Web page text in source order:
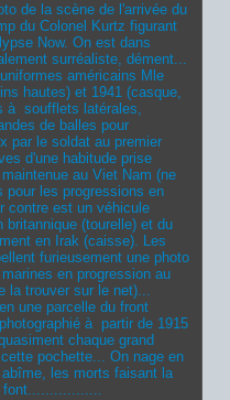
de la scène de l'arrivée du
du Colonel Kurtz figurant
Now. On est dans
surréaliste, dément...
américains Mle
hautes) et 1941 (casque,
à soufflets latérales,
de balles pour
par le soldat au premier
d'une habitude prise
au Viet Nam (ne
pour les progressions en
contre est un véhicule
britannique (tourelle) et du
en Irak (caisse). Les
furieusement une photo
en progression au
la trouver sur le net)...
une parcelle du front
à partir de 1915
chaque grand
pochette... On nage en
les morts faisant la
font.................